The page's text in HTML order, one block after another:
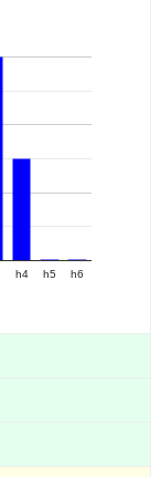
h4 h5 h6